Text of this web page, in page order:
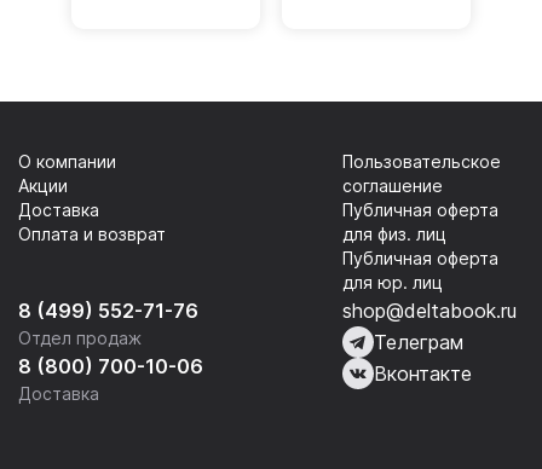
8 (499) 552-71-76
Отдел продаж
8 (800) 700-10-06
Доставка
О компании
Акции
Доставка
Оплата и возврат
Пользовательское
соглашение
Публичная оферта
для физ. лиц
Публичная оферта
для юр. лиц
shop@deltabook.ru
Телеграм
Вконтакте